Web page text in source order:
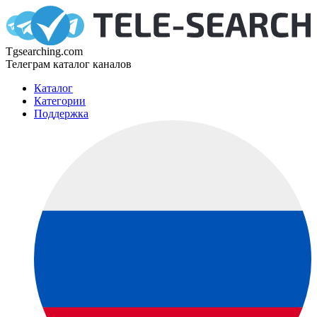
Tgsearching.com
Телеграм каталог каналов
Каталог
Категории
Поддержка